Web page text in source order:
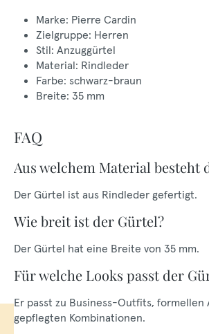
Marke: Pierre Cardin
Zielgruppe: Herren
Stil: Anzuggürtel
Material: Rindleder
Farbe: schwarz-braun
Breite: 35 mm
FAQ
Aus welchem Material besteht
Der Gürtel ist aus Rindleder gefertigt.
Wie breit ist der Gürtel?
Der Gürtel hat eine Breite von 35 mm.
Für welche Looks passt der
Er passt zu Business-Outfits, formellen
gepflegten Kombinationen.